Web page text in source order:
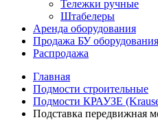
Тележки ручные
Штабелеры
Аренда оборудования
Продажа БУ оборудования
Распродажа
Главная
Подмости строительные
Подмости КРАУЗЕ
Подставка передвижная